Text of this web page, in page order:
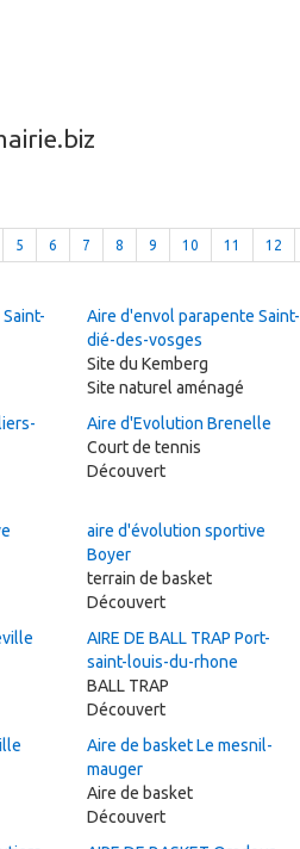
5 6 7 8 9 10 11 12
Aire d'envol parapente Saint-
dié-des-vosges
Site du Kemberg
Site naturel aménagé
Aire d'Evolution Brenelle
Court de tennis
Découvert
aire d'évolution sportive
Boyer
terrain de basket
Découvert
AIRE DE BALL TRAP Port-
saint-louis-du-rhone
BALL TRAP
Découvert
Aire de basket Le mesnil-
mauger
Aire de basket
Découvert